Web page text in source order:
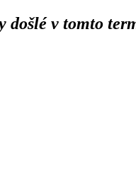
došlé v tomto